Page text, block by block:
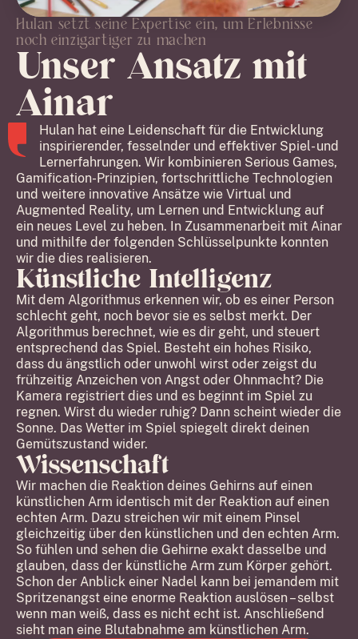
Hulan setzt seine Expertise ein, um Erlebnisse
noch einzigartiger zu machen
Unser Ansatz mit
Ainar
Hulan hat eine Leidenschaft für die Entwicklung
inspirierender, fesselnder und effektiver Spiel- und
Lernerfahrungen. Wir kombinieren Serious Games,
Gamification-Prinzipien, fortschrittliche Technologien
und weitere innovative Ansätze wie Virtual und
Augmented Reality, um Lernen und Entwicklung auf
ein neues Level zu heben. In Zusammenarbeit mit Ainar
und mithilfe der folgenden Schlüsselpunkte konnten
wir die dies realisieren.
Künstliche Intelligenz
Mit dem Algorithmus erkennen wir, ob es einer Person
schlecht geht, noch bevor sie es selbst merkt. Der
Algorithmus berechnet, wie es dir geht, und steuert
entsprechend das Spiel. Besteht ein hohes Risiko,
dass du ängstlich oder unwohl wirst oder zeigst du
frühzeitig Anzeichen von Angst oder Ohnmacht? Die
Kamera registriert dies und es beginnt im Spiel zu
regnen. Wirst du wieder ruhig? Dann scheint wieder die
Sonne. Das Wetter im Spiel spiegelt direkt deinen
Gemütszustand wider.
Wissenschaft
Wir machen die Reaktion deines Gehirns auf einen
künstlichen Arm identisch mit der Reaktion auf einen
echten Arm. Dazu streichen wir mit einem Pinsel
gleichzeitig über den künstlichen und den echten Arm.
So fühlen und sehen die Gehirne exakt dasselbe und
glauben, dass der künstliche Arm zum Körper gehört.
Schon der Anblick einer Nadel kann bei jemandem mit
Spritzenangst eine enorme Reaktion auslösen – selbst
wenn man weiß, dass es nicht echt ist. Anschließend
sieht man eine Blutabnahme am künstlichen Arm.